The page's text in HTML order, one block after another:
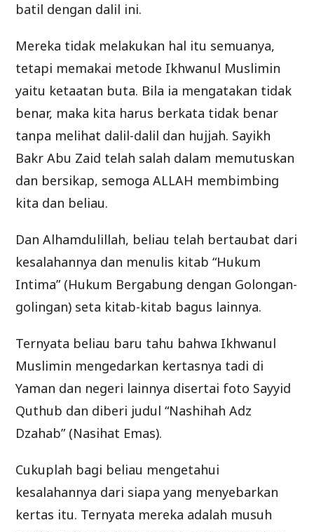
batil dengan dalil ini.
Mereka tidak melakukan hal itu semuanya,
tetapi memakai metode Ikhwanul Muslimin
yaitu ketaatan buta. Bila ia mengatakan tidak
benar, maka kita harus berkata tidak benar
tanpa melihat dalil-dalil dan hujjah. Sayikh
Bakr Abu Zaid telah salah dalam memutuskan
dan bersikap, semoga ALLAH membimbing
kita dan beliau.
Dan Alhamdulillah, beliau telah bertaubat dari
kesalahannya dan menulis kitab “Hukum
Intima” (Hukum Bergabung dengan Golongan-
golingan) seta kitab-kitab bagus lainnya.
Ternyata beliau baru tahu bahwa Ikhwanul
Muslimin mengedarkan kertasnya tadi di
Yaman dan negeri lainnya disertai foto Sayyid
Quthub dan diberi judul “Nashihah Adz
Dzahab” (Nasihat Emas).
Cukuplah bagi beliau mengetahui
kesalahannya dari siapa yang menyebarkan
kertas itu. Ternyata mereka adalah musuh